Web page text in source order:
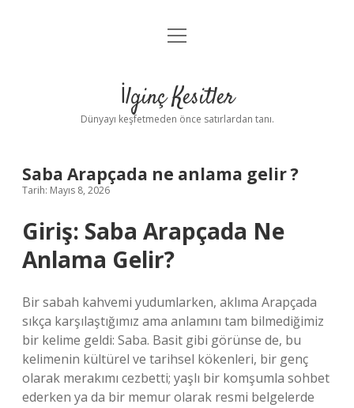
Anasayfa
Yasal Uyarı
menüyü
İlginç Kesitler
Dünyayı keşfetmeden önce satırlardan tanı.
Saba Arapçada ne anlama gelir ?
Tarih: Mayıs 8, 2026
Giriş: Saba Arapçada Ne
Anlama Gelir?
Bir sabah kahvemi yudumlarken, aklıma Arapçada
sıkça karşılaştığımız ama anlamını tam bilmediğimiz
bir kelime geldi: Saba. Basit gibi görünse de, bu
kelimenin kültürel ve tarihsel kökenleri, bir genç
olarak merakımı cezbetti; yaşlı bir komşumla sohbet
ederken ya da bir memur olarak resmi belgelerde